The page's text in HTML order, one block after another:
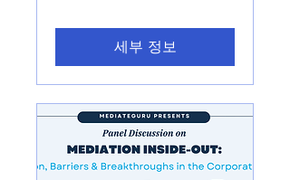
세부 정보